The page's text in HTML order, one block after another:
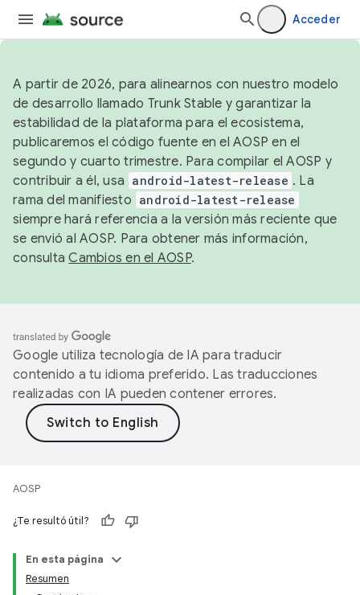
Acceder
A partir de 2026, para alinearnos con nuestro modelo
de desarrollo llamado Trunk Stable y garantizar la
estabilidad de la plataforma para el ecosistema,
publicaremos el código fuente en el AOSP en el
segundo y cuarto trimestre. Para compilar el AOSP y
contribuir a él, usa android-latest-release . La
rama del manifiesto android-latest-release
siempre hará referencia a la versión más reciente que
se envió al AOSP. Para obtener más información,
consultaCambios en el AOSP.
Google utiliza tecnología de IA para traducir
contenido a tu idioma preferido. Las traducciones
realizadas con IA pueden contener errores.
AOSP
¿Te resultó útil?
En esta página
Resumen